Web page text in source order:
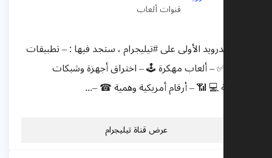
قنوات ألعاب
قناة #أندرويد الأولى على #تيليجرام ، ستجد فيها : – تطبيقات
مكركة ✅ – ألعاب مهكرة 🕹️ – اختراق أجهزة وشبكات
لاسلكية 💻 📶 – أرقام أمريكية وهمية ☎ –...
عرض قناة تيليجرام